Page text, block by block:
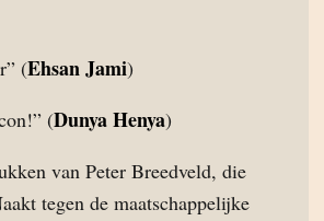
(Ehsan Jami)
(Dunya Henya)
van Peter Breedveld, die
tegen de maatschappelijke